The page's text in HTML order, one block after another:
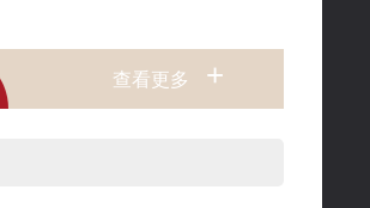
查看更多 +